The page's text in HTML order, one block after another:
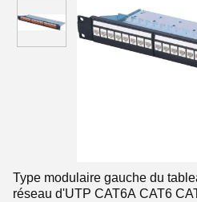
Type modulaire gauche du
réseau d'UTP CAT6A CAT6